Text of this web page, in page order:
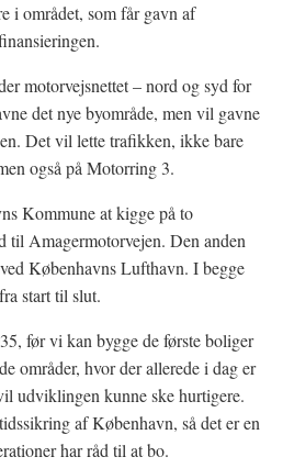
i området, som får gavn af
motorvejsnettet – nord og syd for
det nye byområde, men vil gavne
Det vil lette trafikken, ikke bare
også på Motorring 3.
Kommune at kigge på to
til Amagermotorvejen. Den anden
Københavns Lufthavn. I begge
start til slut.
før vi kan bygge de første boliger
områder, hvor der allerede i dag er
udviklingen kunne ske hurtigere.
af København, så det er en
har råd til at bo.